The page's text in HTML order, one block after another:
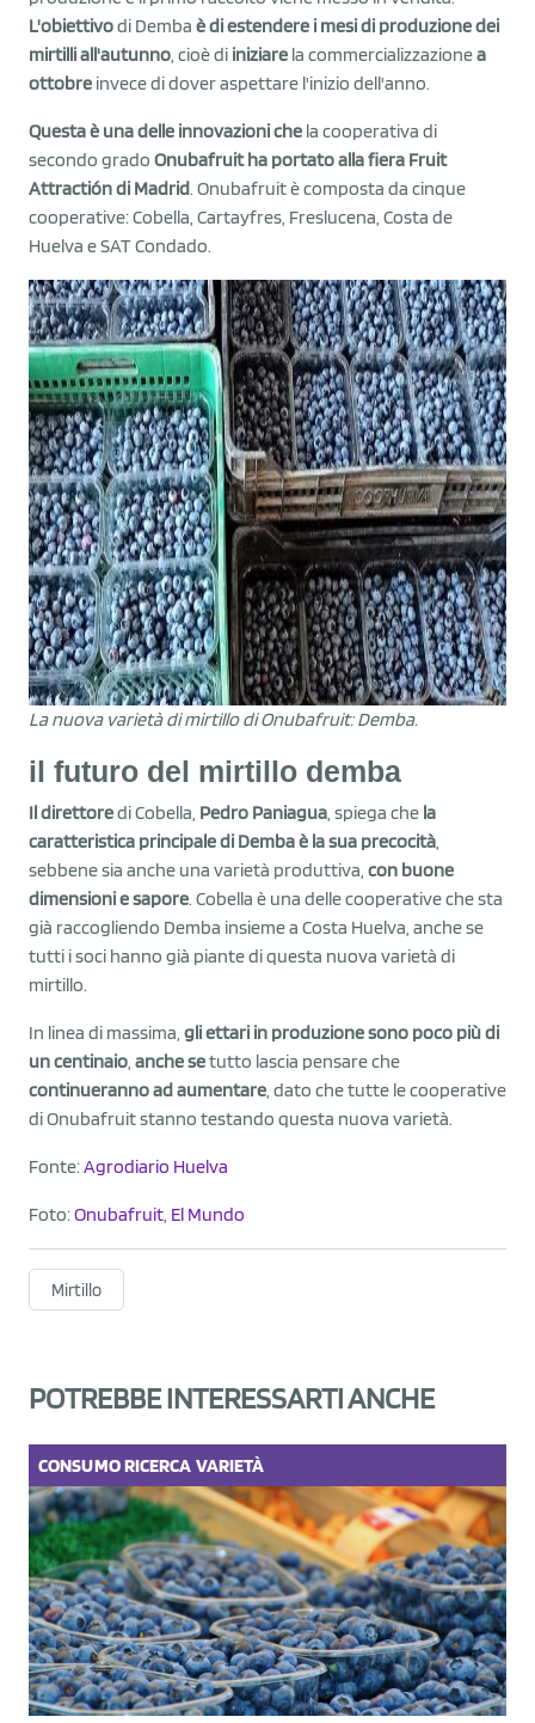
L'obiettivodi Demba è di estendere i mesi di produzione dei
mirtilli all'autunno , cioè di iniziare la commercializzazionea
ottobre invece di dover aspettare l'inizio dell'anno.
Questa è una delle innovazioni che la cooperativa di
secondo grado Onubafruit ha portato alla fiera Fruit
Attractión di Madrid. Onubafruit è composta da cinque
cooperative: Cobella, Cartayfres, Freslucena, Costa de
Huelva e SAT Condado.
La nuova varietà di mirtillo di Onubafruit: Demba.
il futuro del mirtillo demba
Il direttoredi Cobella, Pedro Paniagua , spiega che la
caratteristica principale di Demba è la sua precocità
sebbene sia anche una varietà produttiva, con buone
dimensioni e sapore. Cobella è una delle cooperative che sta
già raccogliendo Demba insieme a Costa Huelva, anche se
tutti i soci hanno già piante di questa nuova varietà di
mirtillo.
In linea di massima, gli ettari in produzione sono poco più di
un centinaio anche setutto lascia pensare che
continueranno ad aumentare , dato che tutte le cooperative
di Onubafruit stanno testando questa nuova varietà.
Fonte:Agrodiario Huelva
Foto:Onubafruit El Mundo
Mirtillo
POTREBBE INTERESSARTI ANCHE
CONSUMORICERCA VARIETÀ